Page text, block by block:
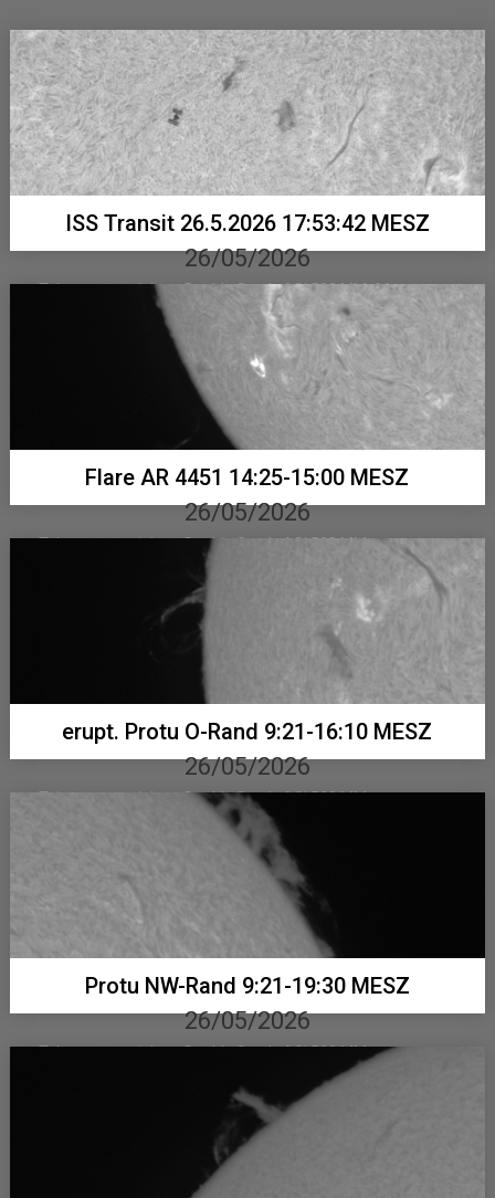
ISS Transit 26.5.2026 17:53:42 MESZ
26/05/2026
Telementor mit Lunt Double Stack, ASI 533 MM 26
Einzelbilder mit 0,5 Millisekunden Belichtung...
Flare AR 4451 14:25-15:00 MESZ
26/05/2026
Telementor mit Lunt Double Stack, ASI 533 MM...
erupt. Protu O-Rand 9:21-16:10 MESZ
26/05/2026
Telementor mit Lunt Double Stack, ASI 533 MM...
Protu NW-Rand 9:21-19:30 MESZ
26/05/2026
Telementor mit Lunt Double Stack, ASI 533 MM...